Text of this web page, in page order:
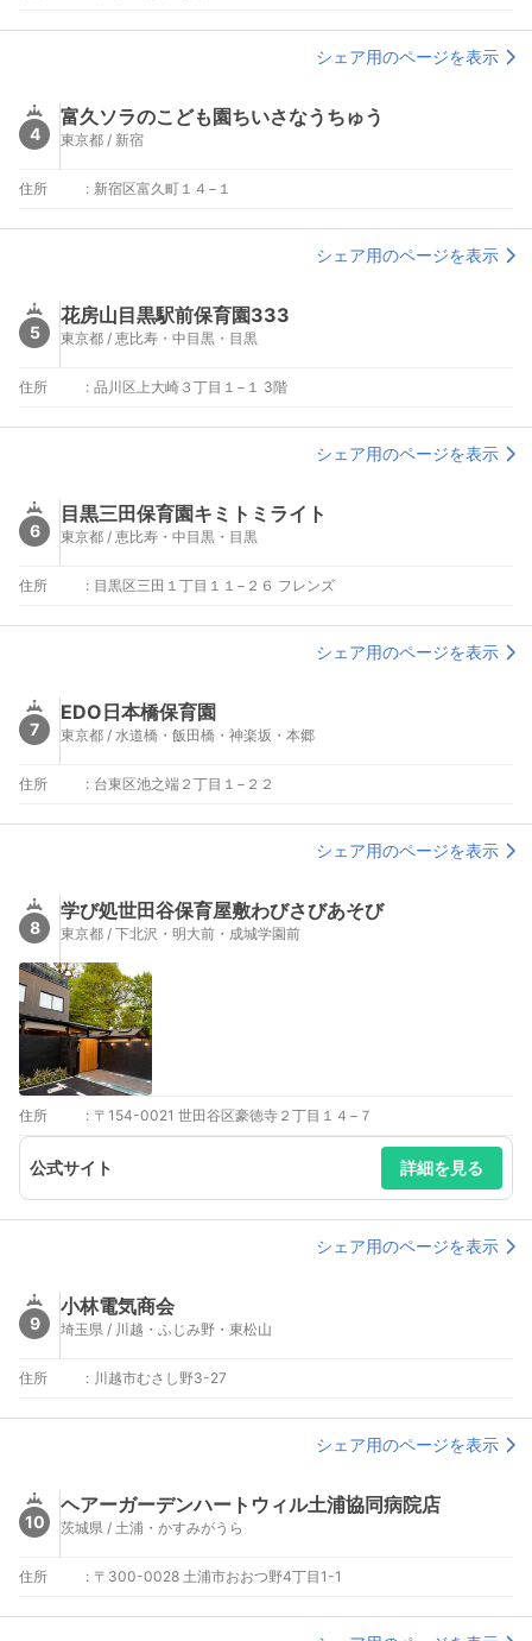
シェア用のページを表示
4
富久ソラのこども園ちいさなうちゅう
東京都 / 新宿
住所 : 新宿区富久町１４−１
シェア用のページを表示
5
花房山目黒駅前保育園333
東京都 / 恵比寿・中目黒・目黒
住所 : 品川区上大崎３丁目１−１ 3階
シェア用のページを表示
6
目黒三田保育園キミトミライト
東京都 / 恵比寿・中目黒・目黒
住所 : 目黒区三田１丁目１１−２６ フレンズ
シェア用のページを表示
7
EDO日本橋保育園
東京都 / 水道橋・飯田橋・神楽坂・本郷
住所 : 台東区池之端２丁目１−２２
シェア用のページを表示
8
学び処世田谷保育屋敷わびさびあそび
東京都 / 下北沢・明大前・成城学園前
住所 : 〒154-0021 世田谷区豪徳寺２丁目１４−７
公式サイト 詳細を見る
シェア用のページを表示
9
小林電気商会
埼玉県 / 川越・ふじみ野・東松山
住所 : 川越市むさし野3-27
シェア用のページを表示
10
ヘアーガーデンハートウィル土浦協同病院店
茨城県 / 土浦・かすみがうら
住所 : 〒300-0028 土浦市おおつ野4丁目1-1